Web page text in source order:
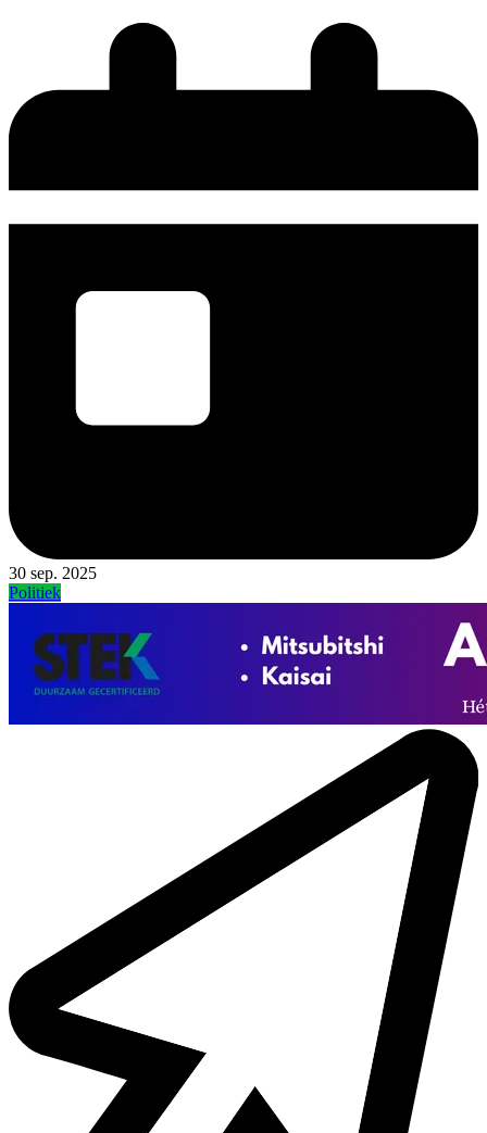
30 sep. 2025
Politiek